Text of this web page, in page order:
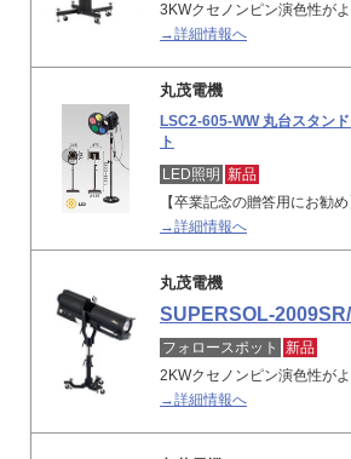
3KWクセノンピン演色性が
→詳細情報へ
丸茂電機
LSC2-605-WW 丸台スタン
ト
LED照明 新品
【卒業記念の贈答用にお勧
→詳細情報へ
丸茂電機
SUPERSOL-
フォロースポット
新品
2KWクセノンピン演色性が
→詳細情報へ